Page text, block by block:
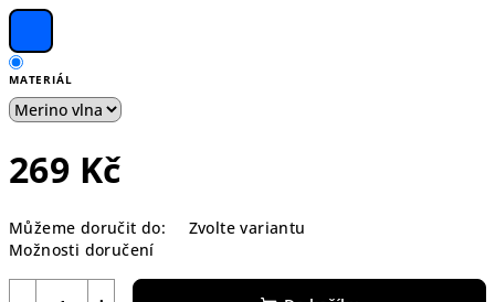
MATERIÁL
269 Kč
cena:
Můžeme doručit do:
Zvolte variantu
Možnosti doručení